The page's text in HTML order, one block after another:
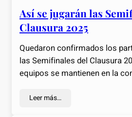
Así se jugarán las
Clausura 2025
Quedaron confirmados los
las Semifinales del Clausura
equipos se mantienen en la
Leer más…